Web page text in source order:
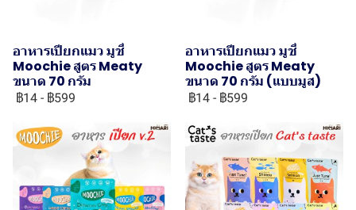
อาหารเปียกแมว มูชี่
Moochie สูตร Meaty
ขนาด 70 กรัม
฿14 - ฿599
อาหารเปียกแมว มูชี่
Moochie สูตร Meaty
ขนาด 70 กรัม (แบบมูส)
฿14 - ฿599